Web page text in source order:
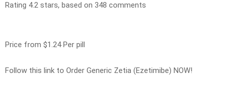
Rating 4.2 stars, based on 348 comments
Price from $1.24Per pill
Follow this link to Order Generic Zetia (Ezetimibe) NOW!